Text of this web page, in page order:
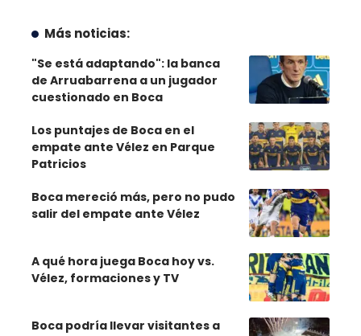
Más noticias:
"Se está adaptando": la banca
de Arruabarrena a un jugador
cuestionado en Boca
Los puntajes de Boca en el
empate ante Vélez en Parque
Patricios
Boca mereció más, pero no pudo
salir del empate ante Vélez
A qué hora juega Boca hoy vs.
Vélez, formaciones y TV
Boca podría llevar visitantes a